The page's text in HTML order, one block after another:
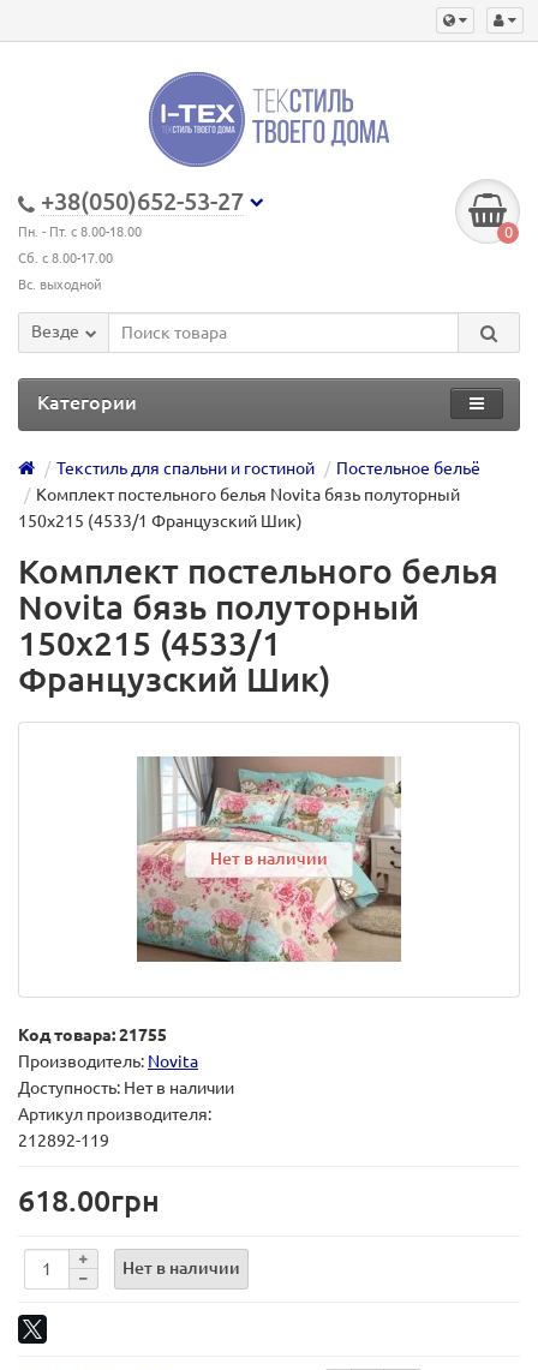
+38(050)652-53-27
Пн. - Пт. с 8.00-18.00
Сб. с 8.00-17.00
Вс. выходной
0
Везде
Категории
Текстиль для спальни и гостиной
Постельное бельё
Комплект постельного белья Novita бязь полуторный
150х215 (4533/1 Французский Шик)
Комплект постельного белья
Novita бязь полуторный
150х215 (4533/1
Французский Шик)
Нет в наличии
Код товара: 21755
Производитель: Novita
Доступность: Нет в наличии
Артикул производителя:
212892-119
618.00грн
Нет в наличии